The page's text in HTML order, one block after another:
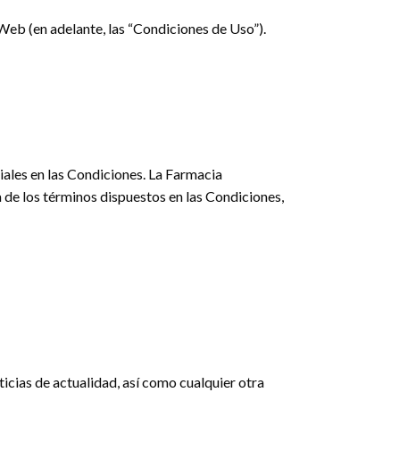
(en adelante, las “Condiciones de Uso”).
en las Condiciones. La Farmacia
los términos dispuestos en las Condiciones,
de actualidad, así como cualquier otra